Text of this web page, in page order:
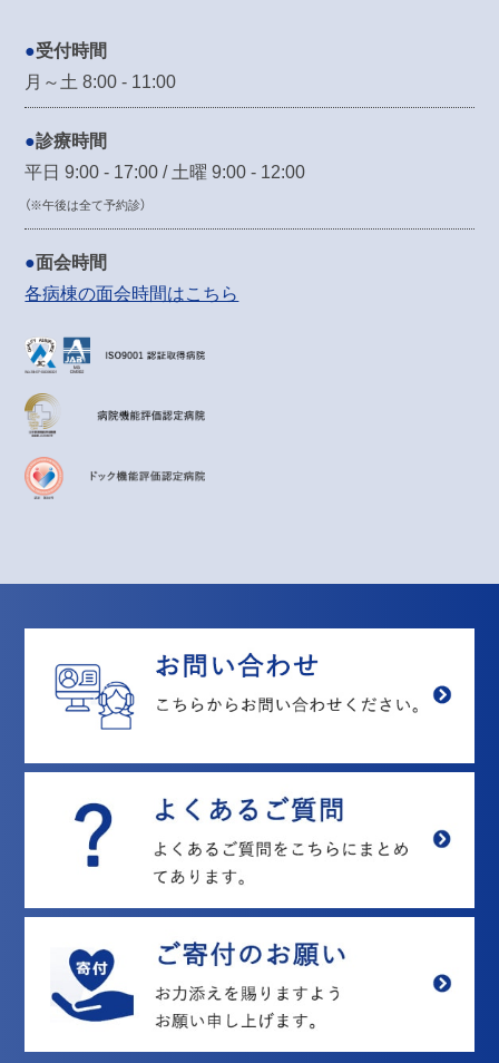
受付時間
月～土 8:00 - 11:00
診療時間
平日 9:00 - 17:00 / 土曜 9:00 - 12:00
（※午後は全て予約診）
面会時間
各病棟の面会時間はこちら